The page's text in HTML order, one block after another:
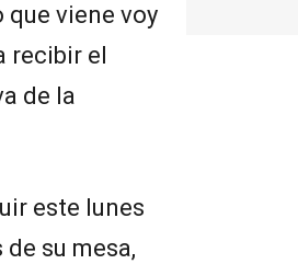
que viene voy
recibir el
de la
este lunes
su mesa,